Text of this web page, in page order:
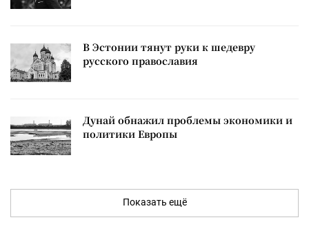
В Эстонии тянут руки к шедевру
русского православия
Дунай обнажил проблемы экономики и
политики Европы
Показать ещё